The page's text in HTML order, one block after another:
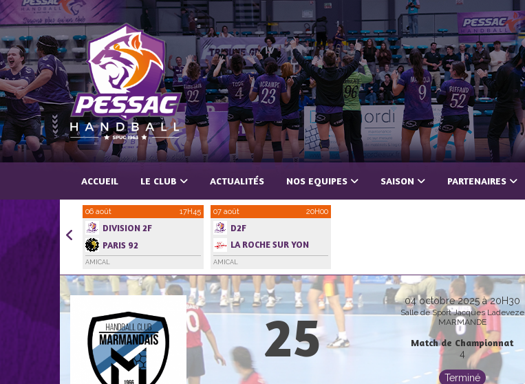
ACCUEIL LE CLUB ACTUALITÉS NOS EQUIPES SAISON PARTENAIRES
06 août 17H45
DIVISION 2F
PARIS 92
AMICAL
07 août 20H00
D2F
LA ROCHE SUR YON
HANDBALL VENDEE
AMICAL
04 octobre 2025 à 20H30
Salle de Sport Jacques Ladeveze
MARMANDE
Match de Championnat
4
Terminé
25
Panneau de gestion des cookies